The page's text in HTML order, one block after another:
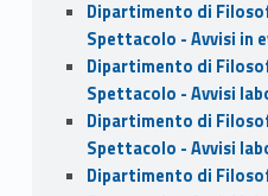
Dipartimento di
Spettacolo - Avvisi in
Dipartimento di
Spettacolo - Avvisi
Dipartimento di
Spettacolo - Avvisi
Dipartimento di